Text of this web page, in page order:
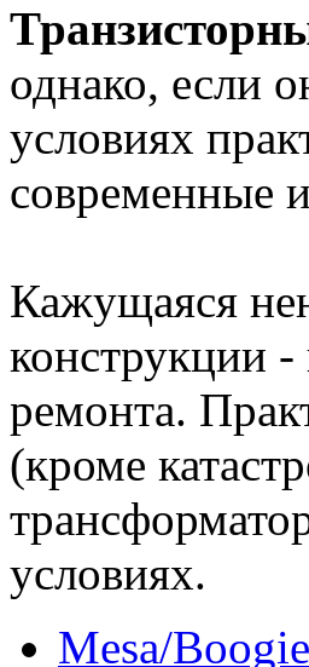
однако, если
условиях
современные
Кажущаяся
конструкции -
ремонта.
(кроме
условиях.
Mesa/Boogie